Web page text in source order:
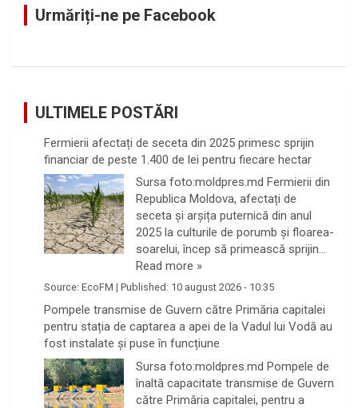
Urmăriți-ne pe Facebook
ULTIMELE POSTĂRI
Fermierii afectați de seceta din 2025 primesc sprijin
financiar de peste 1.400 de lei pentru fiecare hectar
Sursa foto:moldpres.md Fermierii din
Republica Moldova, afectați de
seceta și arșița puternică din anul
2025 la culturile de porumb și floarea-
soarelui, încep să primească sprijin…
Read more »
Source: EcoFM | Published: 10 august 2026 - 10:35
Pompele transmise de Guvern către Primăria capitalei
pentru stația de captarea a apei de la Vadul lui Vodă au
fost instalate și puse în funcțiune
Sursa foto:moldpres.md Pompele de
înaltă capacitate transmise de Guvern
către Primăria capitalei, pentru a